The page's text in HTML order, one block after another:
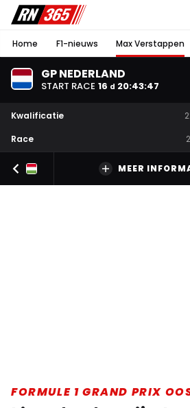
Home F1-nieuws Max Verstappen
GP NEDERLAND
START RACE 16 d 20:43:46
Kwalificatie
Race
MEER
FORMULE 1 GRAND PRIX